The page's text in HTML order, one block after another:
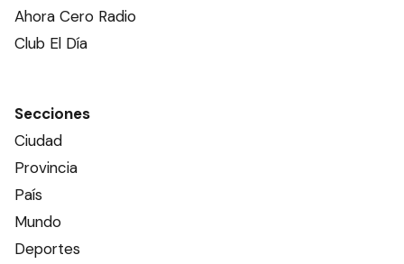
Ahora Cero Radio
Club El Día
Secciones
Ciudad
Provincia
País
Mundo
Deportes